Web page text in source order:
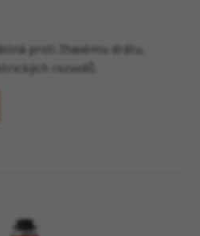
proti žhavému drátu,
rozvodů.